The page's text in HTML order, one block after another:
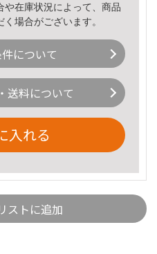
在庫状況によって、商品
場合がございます。
について
送料について
入れる
ストに追加